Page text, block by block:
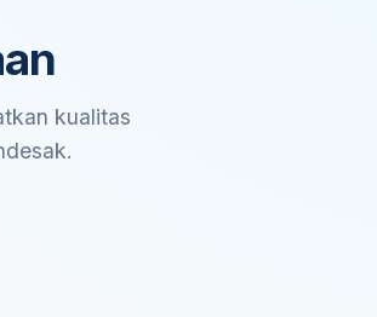
kualitas